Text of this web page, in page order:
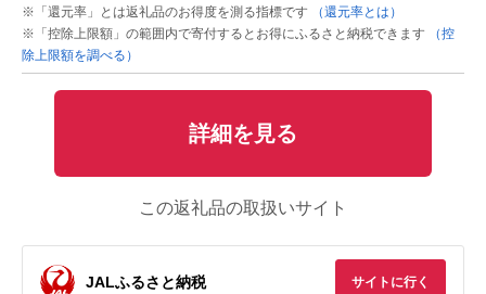
※「還元率」とは返礼品のお得度を測る指標です
（還元率とは）
※「控除上限額」の範囲内で寄付するとお得にふるさと納税できます
（控
除上限額を調べる）
詳細を見る
この返礼品の取扱いサイト
JALふるさと納税 サイトに行く